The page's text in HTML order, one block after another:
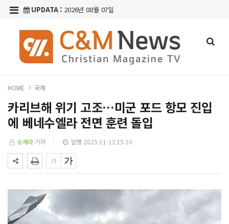
UPDATA : 2026년 08월 07일
HOME 국제
카리브해 위기 고조…미군 포드 항모 진입
에 베네수엘라 전면 훈련 돌입
송혜라 기자 발행 2025-11-12 15:10